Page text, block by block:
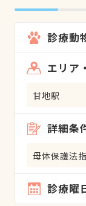
診療動
エリア
甘地駅
詳細条
母体保護法
診療曜